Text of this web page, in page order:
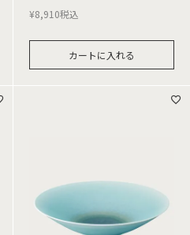
¥8,910税込
カートに入れる